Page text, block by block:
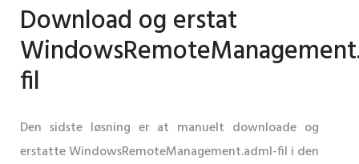
Download og erstat
fil
Den sidste løsning er at manuelt downloade og
erstatte WindowsRemoteManagement.adml-fil i den